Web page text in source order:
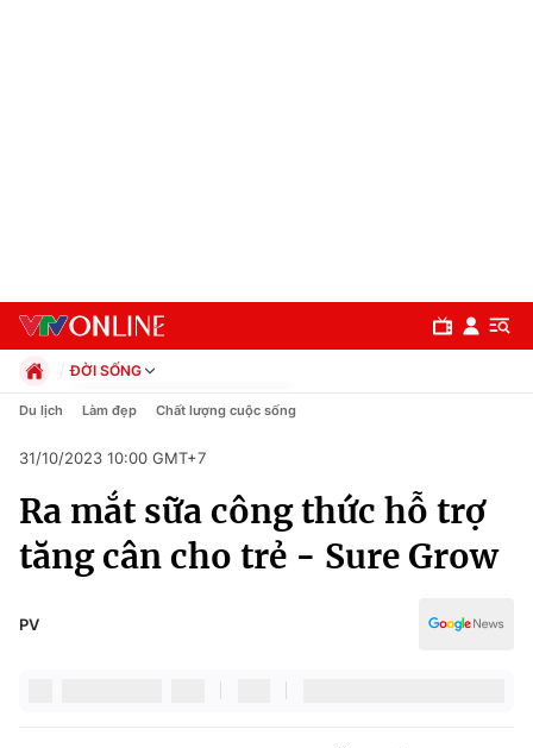
Chuyên mục
Chính trị
ĐỜI SỐNG
Chính trị
Pháp luật
Kinh tế
Thể thao
Truyền hình
Du lịch Làm đẹp Chất lượng cuộc sống
31/10/2023 10:00 GMT+7
Ra mắt sữa công thức hỗ trợ
tăng cân cho trẻ - Sure Grow
PV